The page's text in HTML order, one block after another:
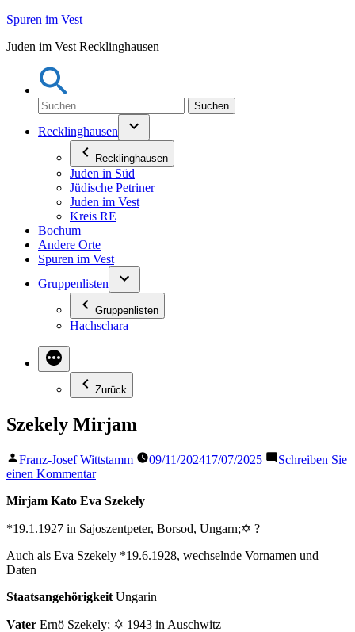
Zum
springen
Spuren im Vest
Juden im Vest Recklinghausen
Suchen
nach:
Recklinghausen
Recklinghausen
Juden in Süd
Jüdische Petriner
Juden im Vest
Kreis RE
Bochum
Andere Orte
Spuren im Vest
Gruppenlisten
Gruppenlisten
Hachschara
Zurück
Szekely Mirjam
Veröffentlicht
von
Franz-Josef Wittstamm 09/11/202417/07/2025
Schreiben Sie
einen Kommentarzu
Mirjam
Mirjam Kato Eva Szekely
*19.1.1927 in Sajoszentpeter, Borsod, Ungarn;✡ ?
Auch als Eva Szekely *19.6.1928, wechselnde Vornamen und
Daten
Staatsangehörigkeit Ungarin
Vater Ernö Szekely; ✡ 1943 in Auschwitz